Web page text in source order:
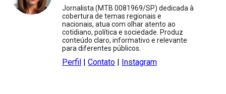
Jornalista (MTB 0081969/SP) dedicada à
cobertura de temas regionais e
nacionais, atua com olhar atento ao
cotidiano, política e sociedade. Produz
conteúdo claro, informativo e relevante
para diferentes públicos.
Perfil |Contato Instagram